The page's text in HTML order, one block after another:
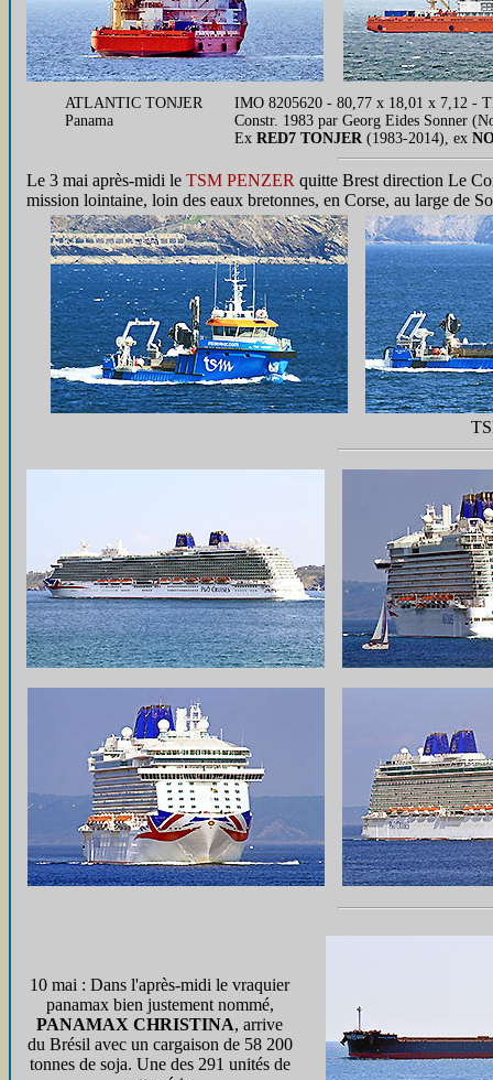
ATLANTIC TONJER
Panama
IMO 8205620 - 80,77 x 18,01 x 7,12 -
Constr. 1983 par Georg Eides Sonner
Ex RED7 TONJER (1983-2014), ex
Le 3 mai après-midi le TSM PENZER quitte Brest direction Le
mission lointaine, loin des eaux bretonnes, en Corse, au large de
10 mai : Dans l'après-midi le vraquier
panamax bien justement nommé,
PANAMAX CHRISTINA, arrive
du Brésil avec un cargaison de 58 200
tonnes de soja. Une des 291 unités de